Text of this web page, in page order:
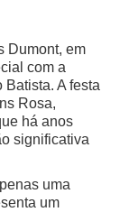
Dumont, em
com a
A festa
Rosa,
há anos
significativa
uma
um